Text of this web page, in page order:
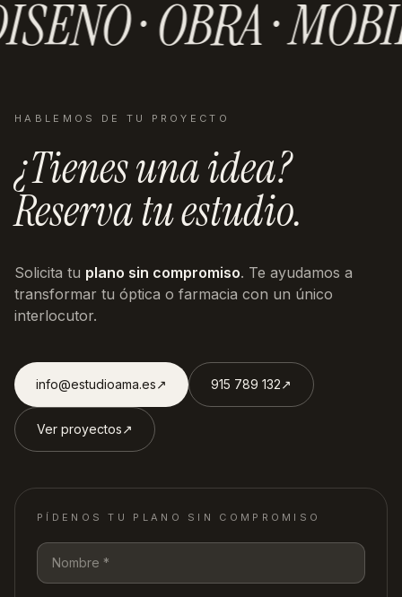
· OBRA ·
HABLEMOS DE TU PROYECTO
¿Tienes una idea?
Reserva tu estudio.
Solicita tu plano sin compromiso. Te ayudamos a
transformar tu óptica o farmacia con un único
interlocutor.
info@estudioama.es↗︎ 915 789 132↗︎
Ver proyectos↗︎
PÍDENOS TU PLANO SIN COMPROMISO